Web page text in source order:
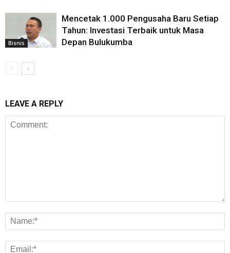
Bisnis
Mencetak 1.000 Pengusaha Baru Setiap
Tahun: Investasi Terbaik untuk Masa
Depan Bulukumba
LEAVE A REPLY